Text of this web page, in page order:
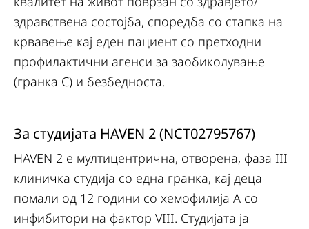
здравствена состојба, споредба со стапка на
крвавење кај еден пациент со претходни
профилактични агенси за заобиколување
(гранка C) и безбедноста.
За студијата HAVEN 2 (NCT02795767)
HAVEN 2 е мултицентрична, отворена, фаза III
клиничка студија со една гранка, кај деца
помали од 12 години со хемофилија А со
инфибитори на фактор VIII. Студијата ја